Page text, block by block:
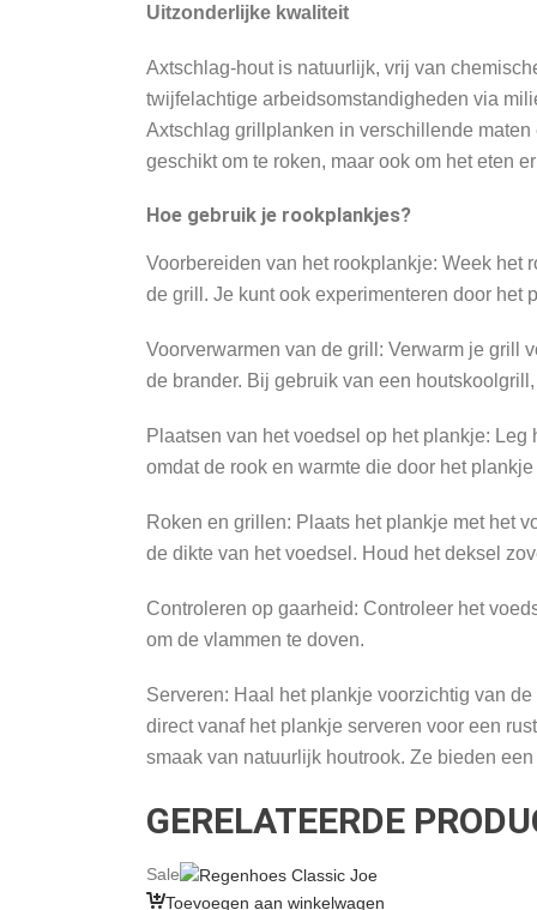
Uitzonderlijke kwaliteit
Axtschlag-hout is natuurlijk, vrij van
twijfelachtige arbeidsomstandigheden via
Axtschlag grillplanken in verschillende
geschikt om te roken, maar ook om het eten
Hoe gebruik je rookplankjes?
Voorbereiden van het rookplankje: Week het
de grill. Je kunt ook experimenteren door het
Voorverwarmen van de grill: Verwarm je grill
de brander. Bij gebruik van een
Plaatsen van het voedsel op het plankje:
omdat de rook en warmte die door het
Roken en grillen: Plaats het plankje met het
de dikte van het voedsel. Houd het deksel
Controleren op gaarheid: Controleer het
om de vlammen te doven.
Serveren: Haal het plankje voorzichtig van
direct vanaf het plankje serveren voor een
smaak van natuurlijk houtrook. Ze bieden
GERELATEERDE
Sale
Toevoegen aan winkelwagen